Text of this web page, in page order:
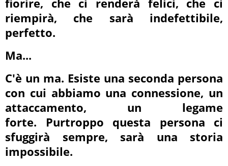
fiorire, che ci renderà felici, che ci
riempirà, che sarà indefettibile,
perfetto.
Ma...
C'è un ma. Esiste una seconda persona
con cui abbiamo una connessione, un
attaccamento, un legame
forte. Purtroppo questa persona ci
sfuggirà sempre, sarà una storia
impossibile.